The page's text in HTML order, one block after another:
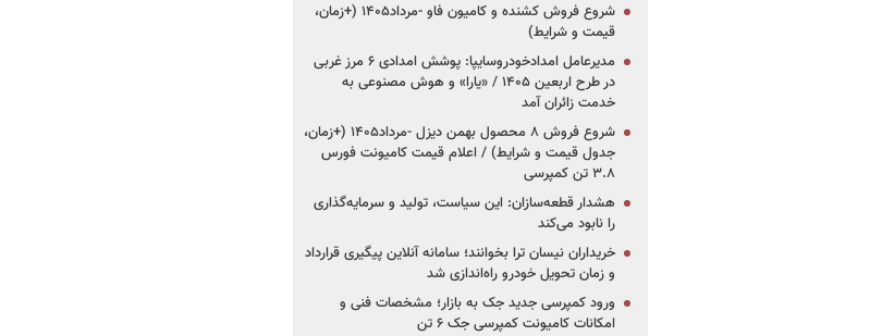
شروع فروش کشنده و کامیون فاو -مرداد۱۴۰۵ (+زمان،
قیمت و شرایط)
مدیرعامل امدادخودروسایپا: پوشش امدادی ۶ مرز غربی
در طرح اربعین ۱۴۰۵ / «یارا» و هوش مصنوعی به
خدمت زائران آمد
شروع فروش ۸ محصول بهمن دیزل -مرداد۱۴۰۵ (+زمان،
جدول قیمت و شرایط) / اعلام قیمت کامیونت فورس
۳.۸ تن کمپرسی
هشدار قطعه‌سازان: این سیاست، تولید و سرمایه‌گذاری
را نابود می‌کند
خریداران نیسان ترا بخوانند؛ سامانه آنلاین پیگیری قرارداد
و زمان تحویل خودرو راه‌اندازی شد
ورود کمپرسی جدید جک به بازار؛ مشخصات فنی و
امکانات کامیونت کمپرسی جک ۶ تن